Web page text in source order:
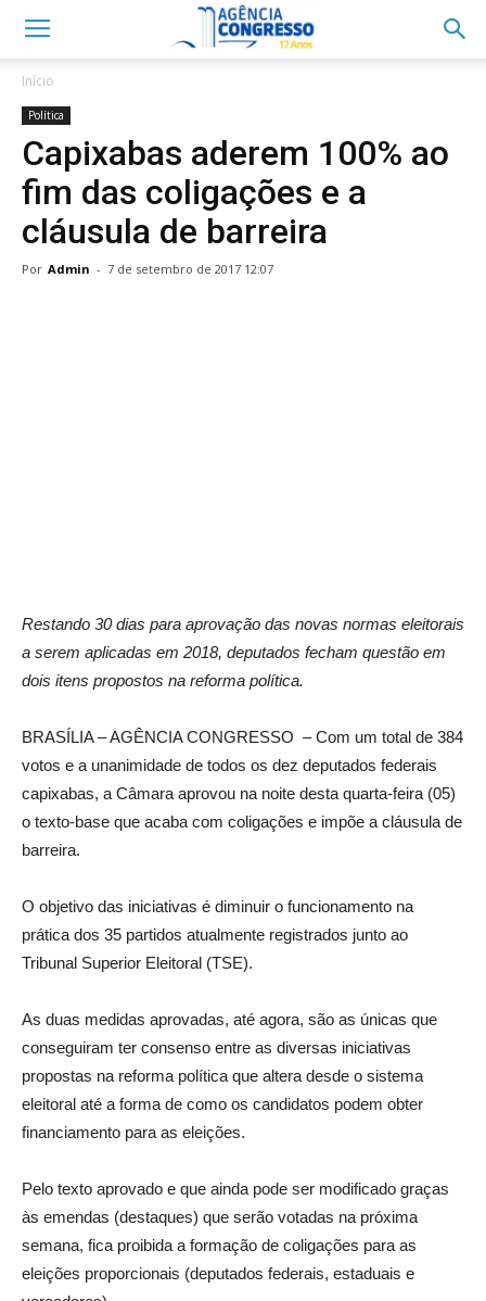
Início
Política
Capixabas aderem 100% ao
fim das coligações e a
cláusula de barreira
Por Admin - 7 de setembro de 2017 12:07
Restando 30 dias para aprovação das novas normas eleitorais
a serem aplicadas em 2018, deputados fecham questão em
dois itens propostos na reforma política.
BRASÍLIA – AGÊNCIA CONGRESSO – Com um total de 384
votos e a unanimidade de todos os dez deputados federais
capixabas, a Câmara aprovou na noite desta quarta-feira (05)
o texto-base que acaba com coligações e impõe a cláusula de
barreira.
O objetivo das iniciativas é diminuir o funcionamento na
prática dos 35 partidos atualmente registrados junto ao
Tribunal Superior Eleitoral (TSE).
As duas medidas aprovadas, até agora, são as únicas que
conseguiram ter consenso entre as diversas iniciativas
propostas na reforma política que altera desde o sistema
eleitoral até a forma de como os candidatos podem obter
financiamento para as eleições.
Pelo texto aprovado e que ainda pode ser modificado graças
às emendas (destaques) que serão votadas na próxima
semana, fica proibida a formação de coligações para as
eleições proporcionais (deputados federais, estaduais e